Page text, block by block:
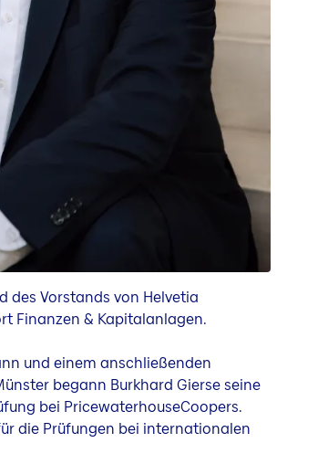
des Vorstands von Helvetia
Finanzen & Kapitalanlagen.
und einem anschließenden
begann Burkhard Gierse seine
bei PricewaterhouseCoopers.
die Prüfungen bei internationalen